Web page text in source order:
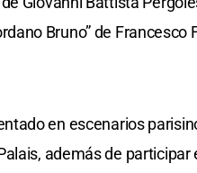
Bruno” de
en escenarios
además de